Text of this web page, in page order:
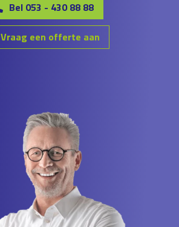
Bel 053 - 430 88 88
Vraag een offerte aan